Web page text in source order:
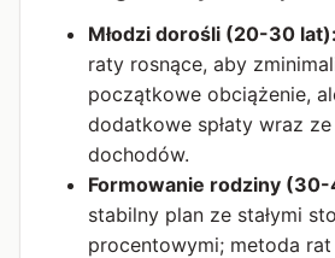
Młodzi dorośli (20-30 lat):
raty rosnące, aby
początkowe obciążenie,
dodatkowe spłaty wraz
dochodów.
Formowanie rodziny
stabilny plan ze stałymi
procentowymi; metoda